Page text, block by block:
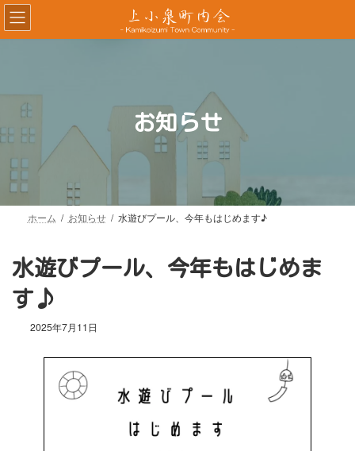
コ
ン
テ
ッ
ナ
ビ
ゲ
移
お知らせ
ホーム お知らせ 水遊びプール、今年もはじめます♪
水遊びプール、今年もはじめま
す♪
2025年7月11日